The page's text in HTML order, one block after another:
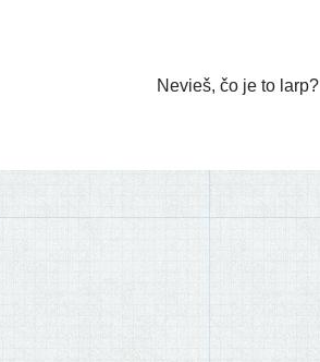
Nevieš, čo je to larp?